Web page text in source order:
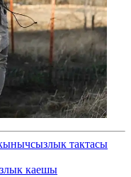
тактасы
каешы